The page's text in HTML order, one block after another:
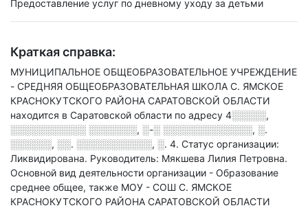
Предоставление услуг по дневному уходу за детьми
Краткая справка:
МУНИЦИПАЛЬНОЕ ОБЩЕОБРАЗОВАТЕЛЬНОЕ УЧРЕЖДЕНИЕ
- СРЕДНЯЯ ОБЩЕОБРАЗОВАТЕЛЬНАЯ ШКОЛА С. ЯМСКОЕ
КРАСНОКУТСКОГО РАЙОНА САРАТОВСКОЙ ОБЛАСТИ
находится в Саратовской области по адресу 4░░░░░,
░░░░░░░░░░░ ░░░░░░░, ░-░ ░░░░░░░░░░░░░, ░.
░░░░░░, ░░. ░░░░░░░░░░░, ░. 4. Статус организации:
Ликвидирована. Руководитель: Мякшева Лилия Петровна.
Основной вид деятельности организации - Образование
среднее общее, также МОУ - СОШ С. ЯМСКОЕ
КРАСНОКУТСКОГО РАЙОНА САРАТОВСКОЙ ОБЛАСТИ